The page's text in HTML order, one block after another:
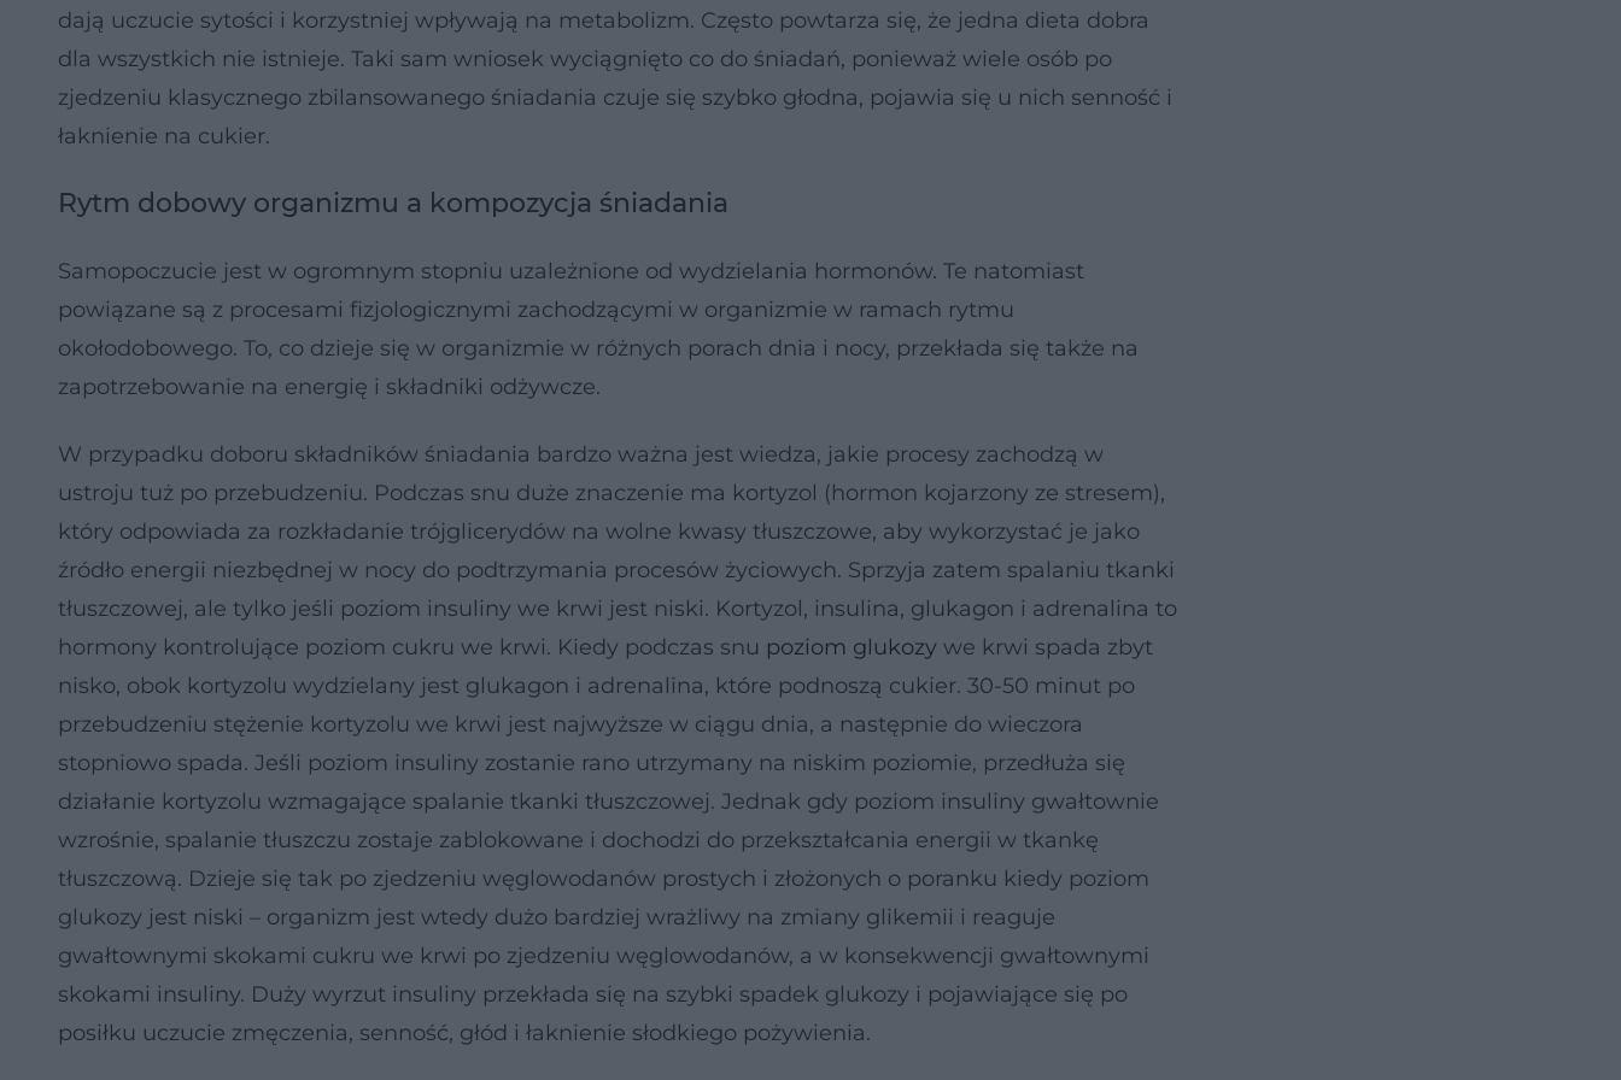
dają uczucie sytości i korzystniej wpływają na metabolizm. Często powtarza się, że jedna dieta dobra
dla wszystkich nie istnieje. Taki sam wniosek wyciągnięto co do śniadań, ponieważ wiele osób po
zjedzeniu klasycznego zbilansowanego śniadania czuje się szybko głodna, pojawia się u nich senność i
łaknienie na cukier.
Rytm dobowy organizmu a kompozycja śniadania
Samopoczucie jest w ogromnym stopniu uzależnione od wydzielania hormonów. Te natomiast
powiązane są z procesami fizjologicznymi zachodzącymi w organizmie w ramach rytmu
okołodobowego. To, co dzieje się w organizmie w różnych porach dnia i nocy, przekłada się także na
zapotrzebowanie na energię i składniki odżywcze.
W przypadku doboru składników śniadania bardzo ważna jest wiedza, jakie procesy zachodzą w
ustroju tuż po przebudzeniu. Podczas snu duże znaczenie ma kortyzol (hormon kojarzony ze stresem),
który odpowiada za rozkładanie trójglicerydów na wolne kwasy tłuszczowe, aby wykorzystać je jako
źródło energii niezbędnej w nocy do podtrzymania procesów życiowych. Sprzyja zatem spalaniu tkanki
tłuszczowej, ale tylko jeśli poziom insuliny we krwi jest niski. Kortyzol, insulina, glukagon i adrenalina to
hormony kontrolujące poziom cukru we krwi. Kiedy podczas snu poziom glukozy we krwi spada zbyt
nisko, obok kortyzolu wydzielany jest glukagon i adrenalina, które podnoszą cukier. 30-50 minut po
przebudzeniu stężenie kortyzolu we krwi jest najwyższe w ciągu dnia, a następnie do wieczora
stopniowo spada. Jeśli poziom insuliny zostanie rano utrzymany na niskim poziomie, przedłuża się
działanie kortyzolu wzmagające spalanie tkanki tłuszczowej. Jednak gdy poziom insuliny gwałtownie
wzrośnie, spalanie tłuszczu zostaje zablokowane i dochodzi do przekształcania energii w tkankę
tłuszczową. Dzieje się tak po zjedzeniu węglowodanów prostych i złożonych o poranku kiedy poziom
glukozy jest niski – organizm jest wtedy dużo bardziej wrażliwy na zmiany glikemii i reaguje
gwałtownymi skokami cukru we krwi po zjedzeniu węglowodanów, a w konsekwencji gwałtownymi
skokami insuliny. Duży wyrzut insuliny przekłada się na szybki spadek glukozy i pojawiające się po
posiłku uczucie zmęczenia, senność, głód i łaknienie słodkiego pożywienia.